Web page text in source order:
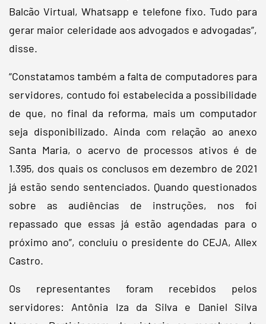
Balcão Virtual, Whatsapp e telefone fixo. Tudo para
gerar maior celeridade aos advogados e advogadas”,
disse.
“Constatamos também a falta de computadores para
servidores, contudo foi estabelecida a possibilidade
de que, no final da reforma, mais um computador
seja disponibilizado. Ainda com relação ao anexo
Santa Maria, o acervo de processos ativos é de
1.395, dos quais os conclusos em dezembro de 2021
já estão sendo sentenciados. Quando questionados
sobre as audiências de instruções, nos foi
repassado que essas já estão agendadas para o
próximo ano”, concluiu o presidente do CEJA, Allex
Castro.
Os representantes foram recebidos pelos
servidores: Antônia Iza da Silva e Daniel Silva